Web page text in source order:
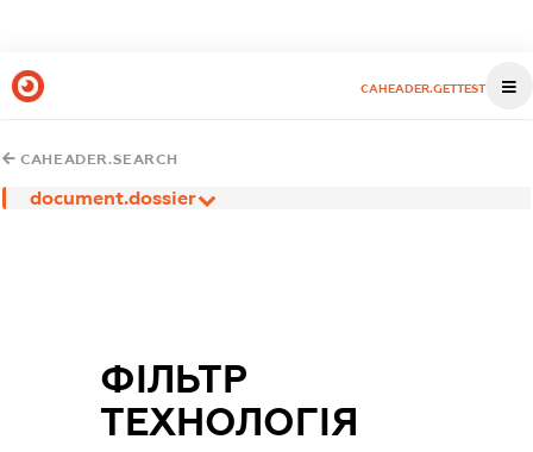
CAHEADER.GETTEST
CAHEADER.SEARCH
document.dossier
ФІЛЬТР
ТЕХНОЛОГІЯ